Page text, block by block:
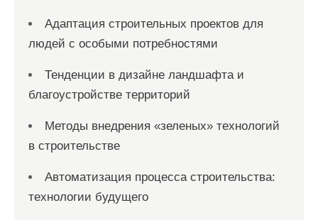
Адаптация строительных проектов для
людей с особыми потребностями
Тенденции в дизайне ландшафта и
благоустройстве территорий
Методы внедрения «зеленых» технологий
в строительстве
Автоматизация процесса строительства:
технологии будущего